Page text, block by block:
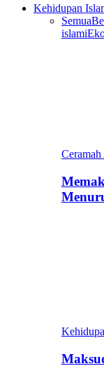
Kehidupan
Semua
islami
Ceramah